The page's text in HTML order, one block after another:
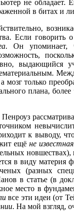
не
в битах и
Если
. Он упоминает,
мозг только
плана,
к выводу,
ещё не
в виду материя
(разных
в статье (в
место в
все эти идеи (от
. На мой взгляд,